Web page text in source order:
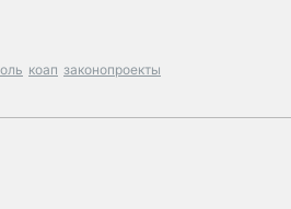
коап законопроекты